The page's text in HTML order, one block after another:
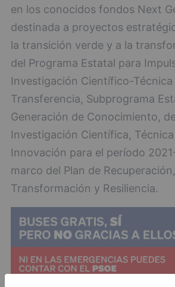
en los conocidos fondos Next
destinada a proyectos
la transición verde y a la
del Programa Estatal para
Investigación Científico-Técnica
Transferencia, Subprograma
Generación de Conocimiento,
Investigación Científica,
Innovación para el período
marco del Plan de Recuperación,
Transformación y Resiliencia.